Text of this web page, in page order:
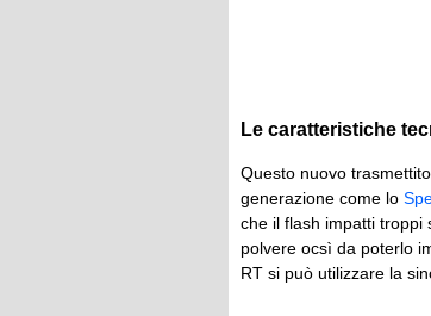
Le caratteristiche
Questo nuovo
generazione come lo
che il flash impatti troppi
polvere ocsì da poterlo
RT si può utilizzare la